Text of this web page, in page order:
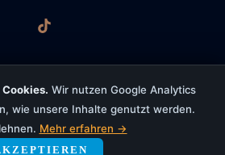
© 2026 NoVegan
by worldwideweb4u
Wir nutzen Google Analytics
wie unsere Inhalte genutzt werden.
Mehr erfahren →